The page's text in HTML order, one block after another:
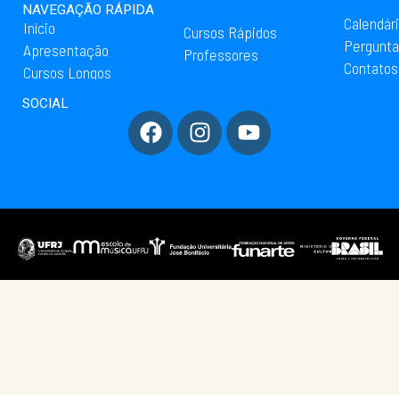
NAVEGAÇÃO RÁPIDA
Início
Apresentação
Cursos Longos
Cursos Rápidos
Professores
Contatos
SOCIAL